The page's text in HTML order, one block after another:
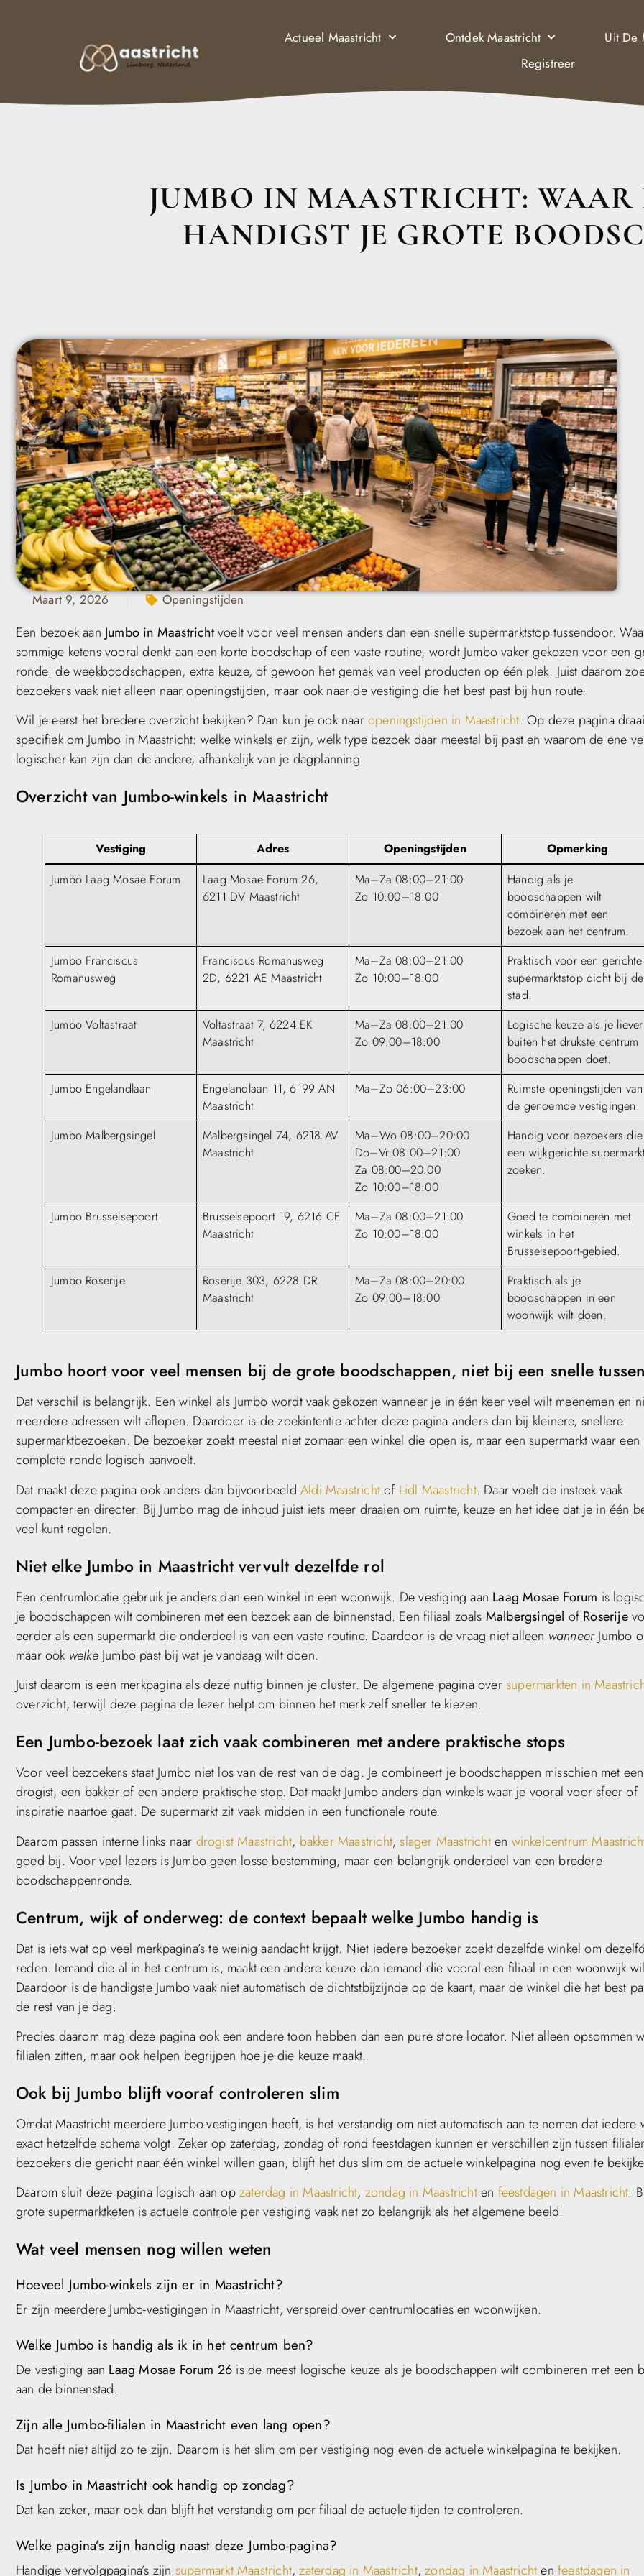
Actueel Maastricht Ontdek Maastricht
Uit De
Registreer
JUMBO IN MAASTRICHT: WAAR
HANDIGST JE GROTE
Maart 9, 2026 Openingstijden
Een bezoek aan Jumbo in Maastrichtvoelt voor veel mensen anders dan een snelle supermarktstop tussendoor.
sommige ketens vooral denkt aan een korte boodschap of een vaste routine, wordt Jumbo vaker gekozen voor een
ronde: de weekboodschappen, extra keuze, of gewoon het gemak van veel producten op één plek. Juist daarom
bezoekers vaak niet alleen naar openingstijden, maar ook naar de vestiging die het best past bij hun route.
Wil je eerst het bredere overzicht bekijken? Dan kun je ook naaropeningstijden in Maastricht. Op deze pagina
specifiek om Jumbo in Maastricht: welke winkels er zijn, welk type bezoek daar meestal bij past en waarom de ene
logischer kan zijn dan de andere, afhankelijk van je dagplanning.
Overzicht van Jumbo-winkels in Maastricht
Vestiging Adres Openingstijden
Opmerking
Jumbo Laag Mosae Forum
Laag Mosae Forum 26,
6211 DV Maastricht
Ma–Za 08:00–21:00
Zo 10:00–18:00
Handig als je
boodschappen wilt
combineren met een
bezoek aan het centrum.
Jumbo Franciscus
Romanusweg
Franciscus Romanusweg
2D, 6221 AE Maastricht
Ma–Za 08:00–21:00
Zo 10:00–18:00
Praktisch voor een gerichte
supermarktstop dicht bij de
stad.
Jumbo Voltastraat
Voltastraat 7, 6224 EK
Maastricht
Ma–Za 08:00–21:00
Zo 09:00–18:00
Logische keuze als je liever
buiten het drukste centrum
boodschappen doet.
Jumbo Engelandlaan
Engelandlaan 11, 6199 AN
Maastricht
Ma–Zo 06:00–23:00
Ruimste openingstijden van
de genoemde vestigingen.
Jumbo Malbergsingel
Malbergsingel 74, 6218 AV
Maastricht
Ma–Wo 08:00–20:00
Do–Vr 08:00–21:00
Za 08:00–20:00
Zo 10:00–18:00
Handig voor bezoekers die
een wijkgerichte
zoeken.
Jumbo Brusselsepoort
Brusselsepoort 19, 6216 CE
Maastricht
Ma–Za 08:00–21:00
Zo 10:00–18:00
Goed te combineren met
winkels in het
Brusselsepoort-gebied.
Jumbo Roserije
Roserije 303, 6228 DR
Maastricht
Ma–Za 08:00–20:00
Zo 09:00–18:00
Praktisch als je
boodschappen in een
woonwijk wilt doen.
Jumbo hoort voor veel mensen bij de grote boodschappen, niet bij een snelle
Dat verschil is belangrijk. Een winkel als Jumbo wordt vaak gekozen wanneer je in één keer veel wilt meenemen en
meerdere adressen wilt aflopen. Daardoor is de zoekintentie achter deze pagina anders dan bij kleinere, snellere
supermarktbezoeken. De bezoeker zoekt meestal niet zomaar een winkel die open is, maar een supermarkt waar een
complete ronde logisch aanvoelt.
Dat maakt deze pagina ook anders dan bijvoorbeeldAldi Maastrichtof Lidl Maastricht. Daar voelt de insteek vaak
compacter en directer. Bij Jumbo mag de inhoud juist iets meer draaien om ruimte, keuze en het idee dat je in één
veel kunt regelen.
Niet elke Jumbo in Maastricht vervult dezelfde rol
Een centrumlocatie gebruik je anders dan een winkel in een woonwijk. De vestiging aan Laag Mosae Forum is
je boodschappen wilt combineren met een bezoek aan de binnenstad. Een filiaal zoals Malbergsingel ofRoserije
eerder als een supermarkt die onderdeel is van een vaste routine. Daardoor is de vraag niet alleen wanneer Jumbo
maar ook welkeJumbo past bij wat je vandaag wilt doen.
Juist daarom is een merkpagina als deze nuttig binnen je cluster. De algemene pagina oversupermarkten in
overzicht, terwijl deze pagina de lezer helpt om binnen het merk zelf sneller te kiezen.
Een Jumbo-bezoek laat zich vaak combineren met andere praktische stops
Voor veel bezoekers staat Jumbo niet los van de rest van de dag. Je combineert je boodschappen misschien met een
drogist, een bakker of een andere praktische stop. Dat maakt Jumbo anders dan winkels waar je vooral voor sfeer of
inspiratie naartoe gaat. De supermarkt zit vaak midden in een functionele route.
Daarom passen interne links naar drogist Maastricht, bakker Maastricht,slager Maastrichten winkelcentrum
goed bij. Voor veel lezers is Jumbo geen losse bestemming, maar een belangrijk onderdeel van een bredere
boodschappenronde.
Centrum, wijk of onderweg: de context bepaalt welke Jumbo handig is
Dat is iets wat op veel merkpagina’s te weinig aandacht krijgt. Niet iedere bezoeker zoekt dezelfde winkel om
reden. Iemand die al in het centrum is, maakt een andere keuze dan iemand die vooral een filiaal in een woonwijk
Daardoor is de handigste Jumbo vaak niet automatisch de dichtstbijzijnde op de kaart, maar de winkel die het best
de rest van je dag.
Precies daarom mag deze pagina ook een andere toon hebben dan een pure store locator. Niet alleen opsommen
filialen zitten, maar ook helpen begrijpen hoe je die keuze maakt.
Ook bij Jumbo blijft vooraf controleren slim
Omdat Maastricht meerdere Jumbo-vestigingen heeft, is het verstandig om niet automatisch aan te nemen dat iedere
exact hetzelfde schema volgt. Zeker op zaterdag, zondag of rond feestdagen kunnen er verschillen zijn tussen
bezoekers die gericht naar één winkel willen gaan, blijft het dus slim om de actuele winkelpagina nog even te
Daarom sluit deze pagina logisch aan opzaterdag in Maastricht, zondag in Maastrichten feestdagen in Maastricht.
grote supermarktketen is actuele controle per vestiging vaak net zo belangrijk als het algemene beeld.
Wat veel mensen nog willen weten
Hoeveel Jumbo-winkels zijn er in Maastricht?
Er zijn meerdere Jumbo-vestigingen in Maastricht, verspreid over centrumlocaties en woonwijken.
Welke Jumbo is handig als ik in het centrum ben?
De vestiging aan Laag Mosae Forum 26 is de meest logische keuze als je boodschappen wilt combineren met een
aan de binnenstad.
Zijn alle Jumbo-filialen in Maastricht even lang open?
Dat hoeft niet altijd zo te zijn. Daarom is het slim om per vestiging nog even de actuele winkelpagina te bekijken.
Is Jumbo in Maastricht ook handig op zondag?
Dat kan zeker, maar ook dan blijft het verstandig om per filiaal de actuele tijden te controleren.
Welke pagina’s zijn handig naast deze Jumbo-pagina?
Handige vervolgpagina’s zijn supermarkt Maastricht,zaterdag in Maastricht,zondag in Maastrichtenfeestdagen in